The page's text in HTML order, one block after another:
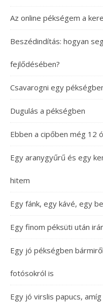
Az online pékségem a
Beszédindítás: hogyan
fejlődésében?
Csavarogni egy
Dugulás a pékségben
Ebben a cipőben még 12
Egy aranygyűrű és egy
hitem
Egy fánk, egy kávé, egy
Egy finom péksüti után
Egy jó pékségben
fotósokról is
Egy jó virslis papucs,